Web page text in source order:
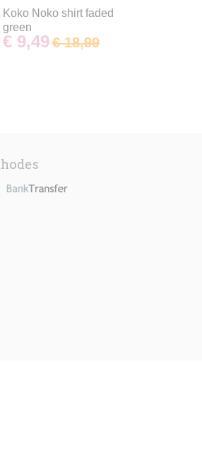
Koko Noko shirt faded
green
€ 9,49 € 18,99